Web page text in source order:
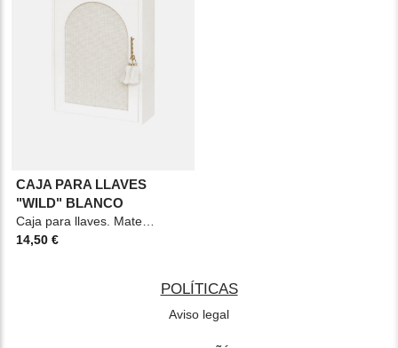
CAJA PARA LLAVES
"WILD" BLANCO
14,50 €
POLÍTICAS
Aviso legal